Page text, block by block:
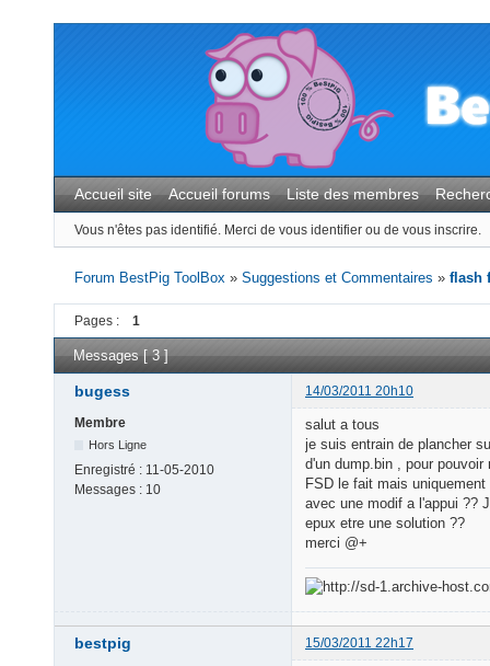
Accueil site Accueil forums Liste des membres
Vous n'êtes pas identifié. Merci de vous identifier ou de vous inscrire.
Forum BestPig ToolBox »Suggestions et Commentaires »flash
Pages : 1
Messages [ 3 ]
bugess 14/03/2011 20h10
Membre
Hors Ligne
Enregistré : 11-05-2010
Messages : 10
salut a tous
je suis entrain de plancher
d'un dump.bin , pour
FSD le fait mais
avec une modif a l'appui ??
epux etre une solution ??
merci @+
bestpig 15/03/2011 22h17